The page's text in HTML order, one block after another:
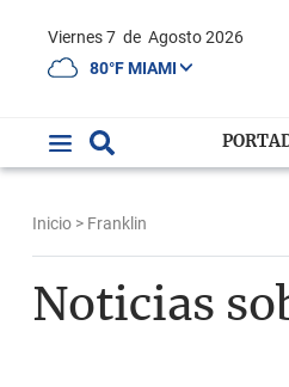
Viernes 7 de Agosto 2026
80°F MIAMI
Inicio > Franklin
Noticias